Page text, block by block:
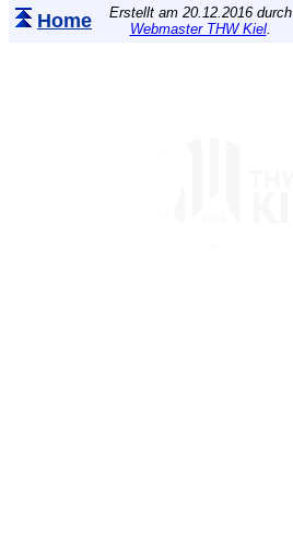
Home
Erstellt am 20.12.2016 durch
Webmaster THW Kiel.